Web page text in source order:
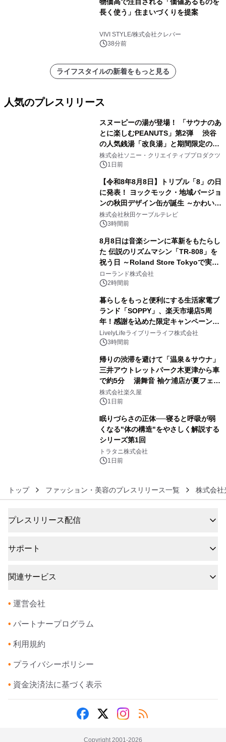
長く使う」住まいづくりを提案
VIVI STYLE/株式会社クレバー
38分前
ライフスタイルの新着をもっと見る
人気のプレスリリース
スヌーピーの湯が登場！ 「サウナのあ
とに楽しむPEANUTS」第2弾 渋谷
の人気銭湯「改良湯」と期間限定のコ
ラボレーション サウナイキタイコラ
ボグッズも発売決定！
株式会社ソニー・クリエイティブプロダクツ
1日前
【令和8年8月8日】トリプル「8」の日
に発表！ ヨックモック・地域バージョ
ンの秋田デザイン缶が誕生 ～かわいい
秋田犬の子犬と秋田の四季と名所を巡
るパッケージ～ 9月1日(火)秋田県内で
株式会社秋田ケーブルテレビ
3時間前
8月8日は音楽シーンに革新をもたらし
た 伝説のリズムマシン「TR-808」を
祝う日 ～Roland Store Tokyoで実機
を展示しての 記念キャンペーンを開
催 英国ラジオ「NTS」の 特別プログ
アーティストを フィーチャーしたアニ
メーションを公開～
ローランド株式会社
2時間前
暮らしをもっと便利にする生活家電ブ
ランド「SOPPY」、楽天市場店5周
年！感謝を込めた限定キャンペーンを
8月10日より開催
LivelyLifeライブリーライフ株式会社
3時間前
帰りの渋滞を避けて「温泉＆サウナ」
三井アウトレットパーク木更津から車
で約5分 湯舞音 袖ケ浦店が夏フェア
メニューを提供
株式会社楽久屋
1日前
眠りづらさの正体──寝ると呼吸が弱
くなる"体の構造"をやさしく解説する
シリーズ第1回
トラタニ株式会社
1日前
トップ ファッション・美容のプレスリリース一覧 株式会社
プレスリリース配信
サポート
関連サービス
• 運営会社
• パートナープログラム
• 利用規約
• プライバシーポリシー
• 資金決済法に基づく表示
Copyright 2001-2026